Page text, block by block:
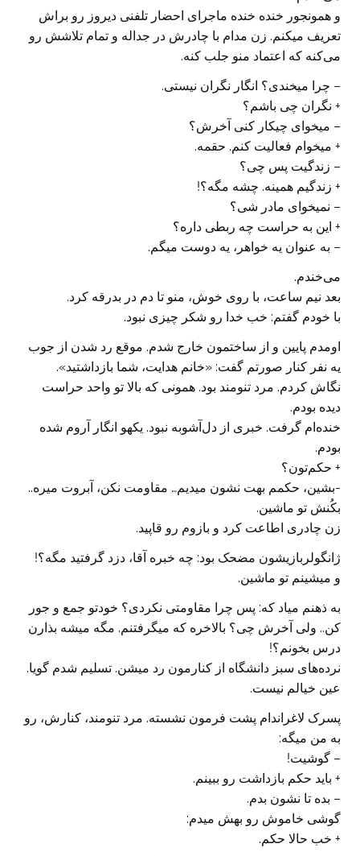
و همونجور خنده خنده ماجرای احضار تلفنی دیروز رو براش
تعریف میکنم. زن مدام با چادرش در جداله و‌ تمام تلاشش رو
می‌کنه که اعتماد منو جلب کنه.
– چرا میخندی؟ انگار نگران نیستی.
+ نگران چی باشم؟
– میخوای چیکار کنی آخرش؟
+ میخوام فعالیت کنم. حقمه.
– زندگیت پس چی؟
+ زندگیم همینه. چشه مگه؟!
– نمیخوای مادر شی؟
+ این به حراست چه ربطی داره؟
– به عنوان یه خواهر، یه دوست میگم.
می‌خندم.
بعد نیم ساعت، با روی خوش، منو تا دم در بدرقه کرد.
با خودم گفتم: خب خدا رو شکر چیزی نبود.
اومدم پایین و از ساختمون خارج شدم. موقع رد شدن از جوب
یه نفر کنار صورتم گفت: «خانم هدایت، شما بازداشتید».
نگاش کردم. مرد تنومند بود. همونی که بالا تو واحد حراست
دیده بودم.
خنده‌ام گرفت. خبری از دل‌آشوبه نبود. یکهو انگار آروم شده
بودم.
+ حکم‌تون؟
-بشین، حکمم بهت نشون میدیم… مقاومت نکن، آبروت میره..
بکُنش تو ماشین.
زن چادری اطاعت کرد و بازوم رو ‌قاپید.
ژانگولربازیشون مضحک بود: چه خبره آقا، دزد گرفتید مگه؟!
و میشینم تو ماشین.
به ذهنم میاد که: پس چرا مقاومتی نکردی؟ خودتو جمع و جور
کن.. ولی آخرش چی؟ بالاخره که میگرفتنم. مگه میشه بذارن
درس بخونم؟!
نرده‌های سبز دانشگاه از کنارمون رد میشن. تسلیم شدم گویا.
عین خیالم نیست.
پسرک لاغراندام پشت فرمون نشسته. مرد تنومند، کنارش، رو
به من میگه:
– گوشیت!
+ باید حکم بازداشت رو ببینم.
– بده تا نشون بدم.
گوشی خاموش رو بهش میدم:
+ خب حالا حکم.